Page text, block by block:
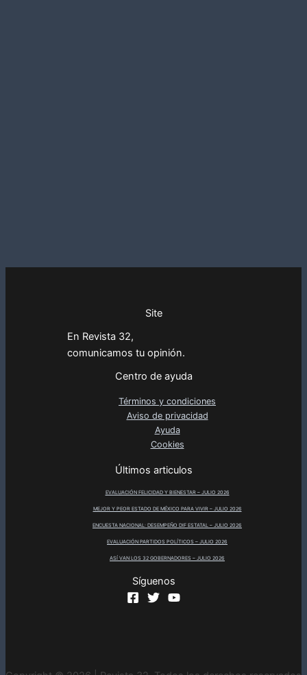
Site
En Revista 32,
comunicamos tu opinión.
Centro de ayuda
Términos y condiciones
Aviso de privacidad
Ayuda
Cookies
Últimos articulos
EVALUACIÓN FELICIDAD Y BIENESTAR – JULIO 2026
MEJOR Y PEOR ESTADO DE MÉXICO PARA VIVIR – JULIO 2026
ENCUESTA NACIONAL: DESEMPEÑO DIF ESTATAL – JULIO 2026
EVALUACIÓN PARTIDOS POLÍTICOS – JULIO 2026
ASÍ VAN LOS 32 GOBERNADORES – JULIO 2026
Síguenos